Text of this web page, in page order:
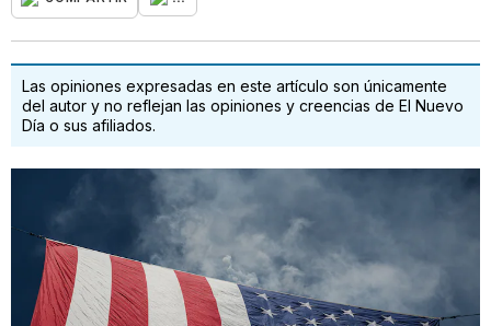
Las opiniones expresadas en este artículo son únicamente
del autor y no reflejan las opiniones y creencias de El Nuevo
Día o sus afiliados.